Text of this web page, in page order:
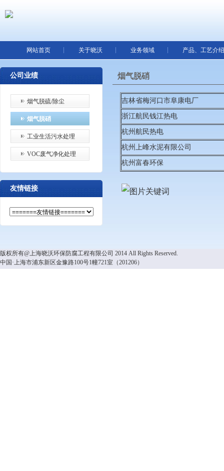
网站首页 关于晓沃 业务领域 产品、工艺介绍
公司业绩
烟气脱硫/除尘
烟气脱硝
工业生活污水处理
VOC废气净化处理
友情链接
烟气脱硝
吉林省梅河口市阜康电厂
浙江航民钱江热电
杭州航民热电
杭州上峰水泥有限公司
杭州富春环保
版权所有@上海晓沃环保防腐工程有限公司 2014 All Rights Reserved.
中国·上海市浦东新区金豫路100号1幢721室（201206）